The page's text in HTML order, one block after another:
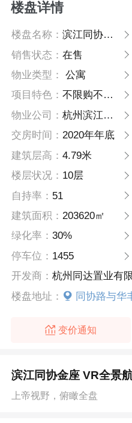
楼盘详情
楼盘名称：滨江同协金座
销售状态：在售
物业类型：
公寓
项目特色：不限购不限贷！
物业公司：杭州滨江物业
交房时间：2020年年底
建筑层高：4.79米
楼层状况： 10层
自持率： 51
建筑面积：203620㎡
绿化率：30%
停车位： 1455
开发商：杭州同达置业有
楼盘地址：
同协路与华
变价通知
滨江同协金座 VR全景
上帝视野，俯瞰全盘